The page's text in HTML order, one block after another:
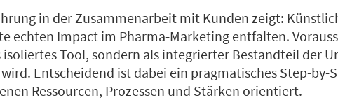
in der Zusammenarbeit mit Kunden zeigt:
echten Impact im Pharma-Marketing entfalten.
isoliertes Tool, sondern als integrierter Bestandteil der
Entscheidend ist dabei ein pragmatisches Step-by-
Ressourcen, Prozessen und Stärken orientiert.